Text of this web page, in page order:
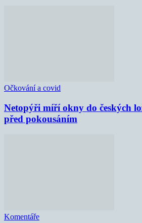
Očkování a covid
Netopýři míří okny do českých
před pokousáním
Komentáře